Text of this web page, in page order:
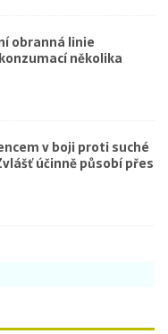
obranná linie
několika
v boji proti suché
účinně působí přes